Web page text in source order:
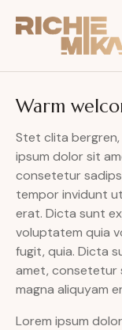
Warm
Stet clita
ipsum dolor sit
consetetur
tempor invidunt
erat. Dicta sunt
voluptatem quia
fugit, quia. Dicta
amet, consetetur
magna aliquyam
Lorem ipsum